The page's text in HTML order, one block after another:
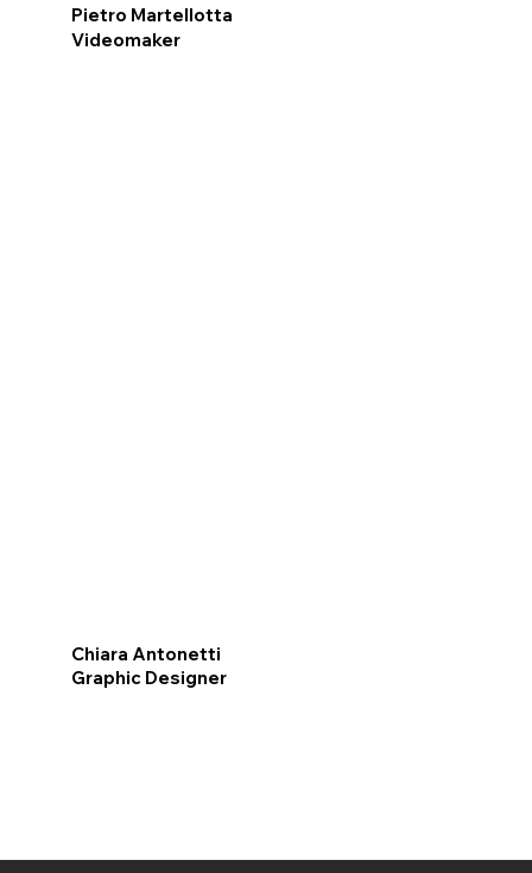
Pietro Martellotta
Videomaker
Chiara Antonetti
Graphic Designer